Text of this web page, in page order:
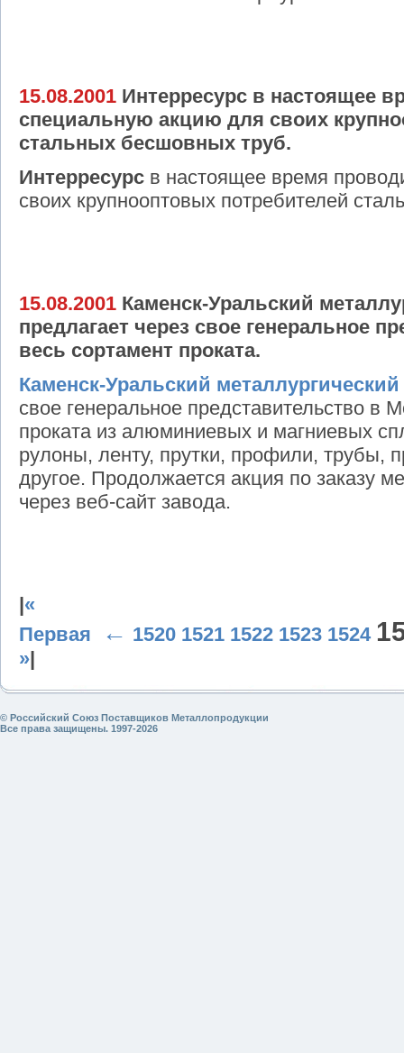
15.08.2001 Интерресурс в настоящее
специальную акцию для своих
стальных бесшовных труб.
Интерресурс в настоящее время
своих крупнооптовых потребителей
15.08.2001 Каменск-Уральский
предлагает через свое генеральное
весь сортамент проката.
Каменск-Уральский
свое генеральное представительство в
проката из алюминиевых и магниевых
рулоны, ленту, прутки, профили, трубы,
другое. Продолжается акция по заказу
через веб-сайт завода.
«
Первая
← 1520 1521 1522 1523 1524
»
© Российский Союз Поставщиков Металлопродукции
Все права защищены. 1997-2026